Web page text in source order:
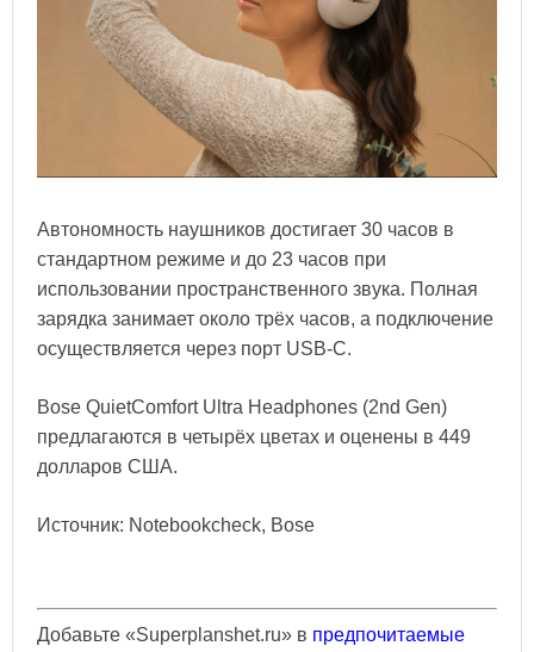
Автономность наушников достигает 30 часов в
стандартном режиме и до 23 часов при
использовании пространственного звука. Полная
зарядка занимает около трёх часов, а подключение
осуществляется через порт USB-C.
Bose QuietComfort Ultra Headphones (2nd Gen)
предлагаются в четырёх цветах и оценены в 449
долларов США.
Источник: Notebookcheck, Bose
Добавьте «Superplanshet.ru» в предпочитаемые